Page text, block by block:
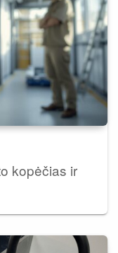
kopėčias ir